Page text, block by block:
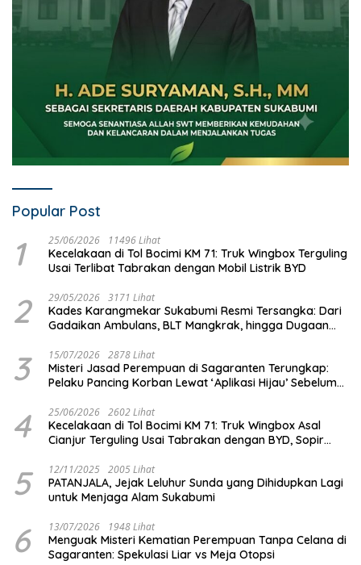
Popular Post
1 25/06/2026 11496 Lihat
Kecelakaan di Tol Bocimi KM 71: Truk Wingbox Terguling
Usai Terlibat Tabrakan dengan Mobil Listrik BYD
2 29/05/2026 3171 Lihat
Kades Karangmekar Sukabumi Resmi Tersangka: Dari
Gadaikan Ambulans, BLT Mangkrak, hingga Dugaan
3 15/07/2026 2878 Lihat
Misteri Jasad Perempuan di Sagaranten Terungkap:
Pelaku Pancing Korban Lewat ‘Aplikasi Hijau’ Sebelum
4 25/06/2026 2602 Lihat
Kecelakaan di Tol Bocimi KM 71: Truk Wingbox Asal
Cianjur Terguling Usai Tabrakan dengan BYD, Sopir
5 12/11/2025 2005 Lihat
PATANJALA, Jejak Leluhur Sunda yang Dihidupkan Lagi
untuk Menjaga Alam Sukabumi
6 13/07/2026 1948 Lihat
Menguak Misteri Kematian Perempuan Tanpa Celana di
Sagaranten: Spekulasi Liar vs Meja Otopsi